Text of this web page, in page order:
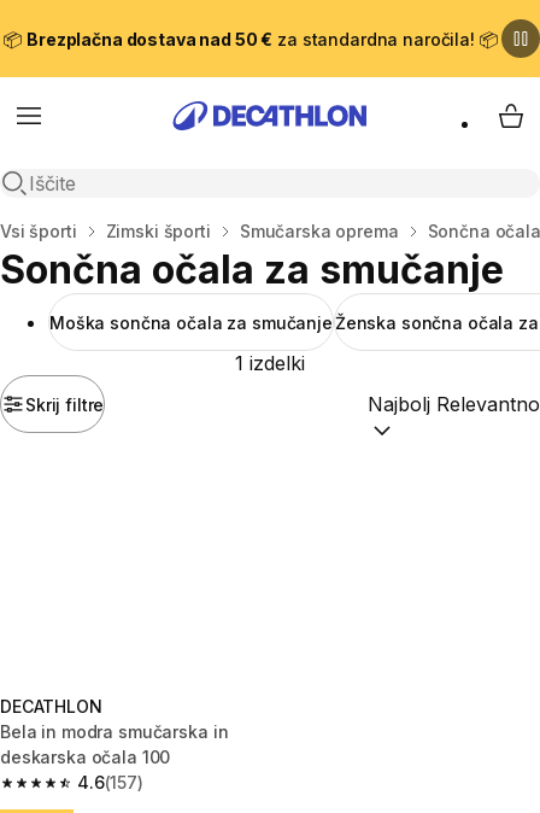
📦 Brezplačna dostava nad 50 € za standardna naročila! 📦
Meni
Odpri iskanje
Domov
Vsi športi Zimski športi Smučarska oprema Sončna
Sončna očala za smučanje
Moška sončna očala za smučanjeŽenska sončna očala
Skrij filtre
1 izdelki
Razvrsti po:
DECATHLON
Bela in modra smučarska in
deskarska očala 100
4.6
4.6 od 5 zvezdic from 157 ocene
(157)